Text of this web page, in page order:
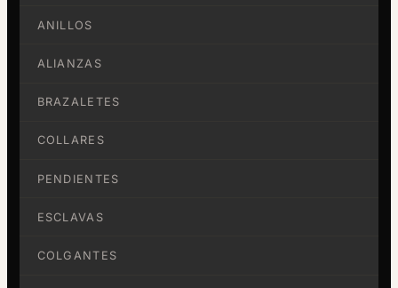
ANILLOS
ALIANZAS
BRAZALETES
COLLARES
PENDIENTES
ESCLAVAS
COLGANTES